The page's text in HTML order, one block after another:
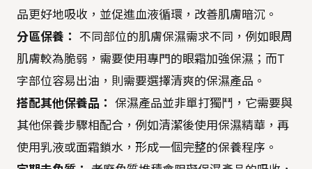
品更好地吸收，並促進血液循環，改善肌膚暗沉。
分區保養： 不同部位的肌膚保濕需求不同，例如眼周
肌膚較為脆弱，需要使用專門的眼霜加強保濕；而T
字部位容易出油，則需要選擇清爽的保濕產品。
搭配其他保養品： 保濕產品並非單打獨鬥，它需要與
其他保養步驟相配合，例如清潔後使用保濕精華，再
使用乳液或面霜鎖水，形成一個完整的保養程序。